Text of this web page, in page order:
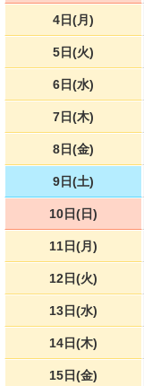
4日(月)
5日(火)
6日(水)
7日(木)
8日(金)
9日(土)
10日(日)
11日(月)
12日(火)
13日(水)
14日(木)
15日(金)